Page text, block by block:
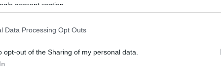
consent section.
Data Processing Opt Outs
opt-out of the Sharing of my personal data.